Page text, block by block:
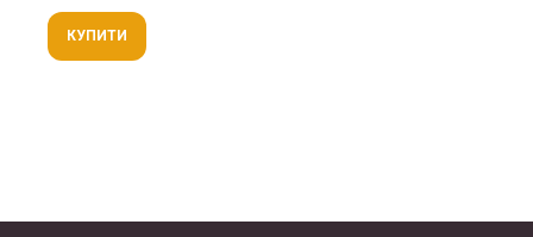
КУПИТИ